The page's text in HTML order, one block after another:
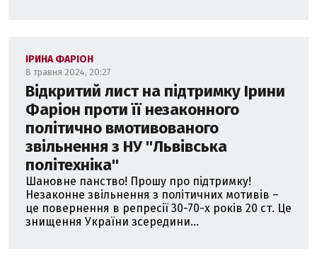
ІРИНА ФАРІОН
8 травня 2024, 20:27
Відкритий лист на підтримку Ірини
Фаріон проти її незаконного
політично вмотивованого
звільнення з НУ ''Львівська
політехніка''
Шановне панство! Прошу про підтримку!
Незаконне звільнення з політичних мотивів –
це повернення в репресії 30-70-х років 20 ст. Це
знищення України зсередини...